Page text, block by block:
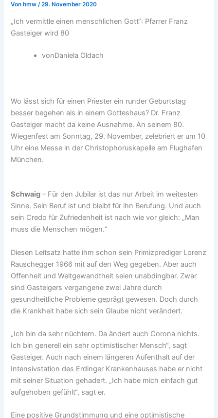
Vonhmw /29. November 2020
„Ich vermittle einen menschlichen Gott“: Pfarrer Franz
Gasteiger wird 80
vonDaniela Oldach
Wo lässt sich für einen Priester ein runder Geburtstag
besser begehen als in einem Gotteshaus? Dr. Franz
Gasteiger macht da keine Ausnahme. An seinem 80.
Wiegenfest am Sonntag, 29. November, zelebriert er um 10
Uhr eine Messe in der Christophoruskapelle am Flughafen
München.
Schwaig – Für den Jubilar ist das nur Arbeit im weitesten
Sinne. Sein Beruf ist und bleibt für ihn Berufung. Und auch
sein Credo für Zufriedenheit ist nach wie vor gleich: „Man
muss die Menschen mögen.“
Diesen Leitsatz hatte ihm schon sein Primizprediger Lorenz
Rauschegger 1966 mit auf den Weg gegeben. Aber auch
Offenheit und Weltgewandtheit seien unabdingbar. Zwar
sind Gasteigers vergangene zwei Jahre durch
gesundheitliche Probleme geprägt gewesen. Doch durch
die Krankheit habe sich sein Glaube nicht verändert.
„Ich bin da sehr nüchtern. Da ändert auch Corona nichts.
Ich bin generell ein sehr optimistischer Mensch“, sagt
Gasteiger. Auch nach einem längeren Aufenthalt auf der
Intensivstation des Erdinger Krankenhauses habe er nicht
mit seiner Situation gehadert. „Ich habe mich einfach gut
aufgehoben gefühlt“, sagt er.
Eine positive Grundstimmung und eine optimistische